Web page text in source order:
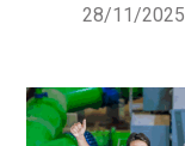
28/11/2025